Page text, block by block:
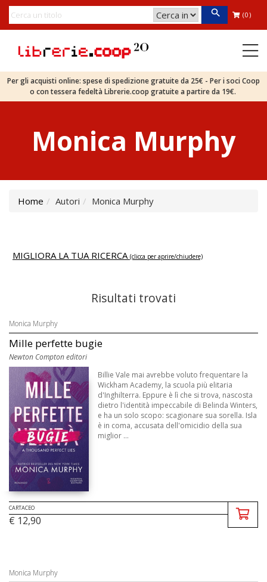
(0)
Per gli acquisti online: spese di spedizione gratuite da 25€ - Per i soci Coop
o con tessera fedeltà Librerie.coop gratuite a partire da 19€.
Monica Murphy
Home Autori Monica Murphy
MIGLIORA LA TUA RICERCA (clicca per aprire/chiudere)
Risultati trovati
Monica Murphy
Mille perfette bugie
Newton Compton editori
Billie Vale mai avrebbe voluto frequentare la
Wickham Academy, la scuola più elitaria
d'Inghilterra. Eppure è lì che si trova, nascosta
dietro l'identità impeccabile di Belinda Winters,
e ha un solo scopo: scagionare sua sorella. Isla
è in coma, accusata dell'omicidio della sua
miglior ...
CARTACEO
€ 12,90
Monica Murphy